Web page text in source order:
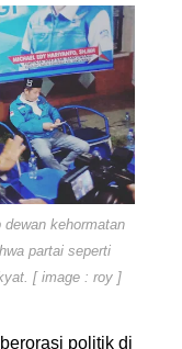
kehormatan
partai seperti
[ image : roy ]
politik di